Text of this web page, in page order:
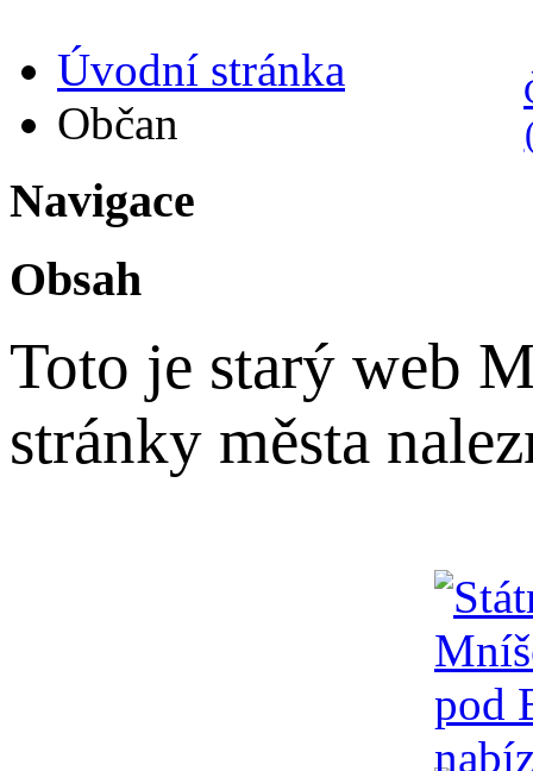
Úvodní stránka
Občan
Navigace
Obsah
Toto je starý web
stránky města